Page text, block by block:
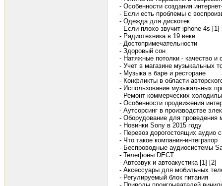
- Особенности создания
- Если есть проблемы с
- Одежда для дискотек
- Если плохо звучит iphone 4s [1]
- Радиотехника в 19 веке
- Достопримечательности
- Здоровый сон
- Натяжные потолки - качество и
- Учет в магазине музыкальных
- Музыка в баре и ресторане
- Конфликты в области
- Использование музыкальных
- Ремонт коммерческих
- Особенности продвижения
- Аутсорсинг в производстве
- Оборудование для проведения
- Новинки Sony в 2015 году
- Перевоз дорогостоящих аудио
- Что такое компания-интегратор
- Беспроводные аудиосистемы
- Телефоны DECT
- Автозвук и автоакустика [1] [2]
- Аксессуары для мобильных
- Регулируемый блок питания